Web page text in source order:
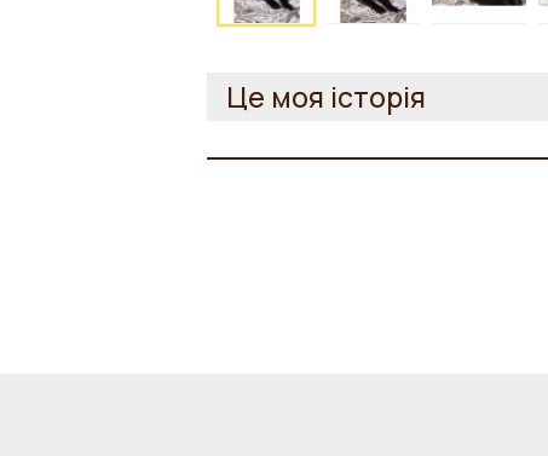
Це моя історія